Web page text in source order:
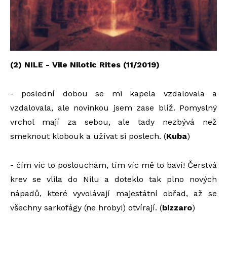
(2) NILE - Vile Nilotic Rites (11/2019)
- poslední dobou se mi kapela vzdalovala a
vzdalovala, ale novinkou jsem zase blíž. Pomyslný
vrchol mají za sebou, ale tady nezbývá než
smeknout klobouk a užívat si poslech. (Kuba)
- čím víc to poslouchám, tím víc mě to baví! Čerstvá
krev se vlila do Nilu a doteklo tak plno nových
nápadů, které vyvolávají majestátní obřad, až se
všechny sarkofágy (ne hroby!) otvírají. (bizzaro)